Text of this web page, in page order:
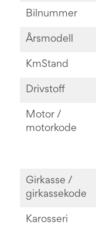
Bilnummer
Årsmodell
KmStand
Drivstoff
Motor /
motorkode
Girkasse /
girkassekode
Karosseri